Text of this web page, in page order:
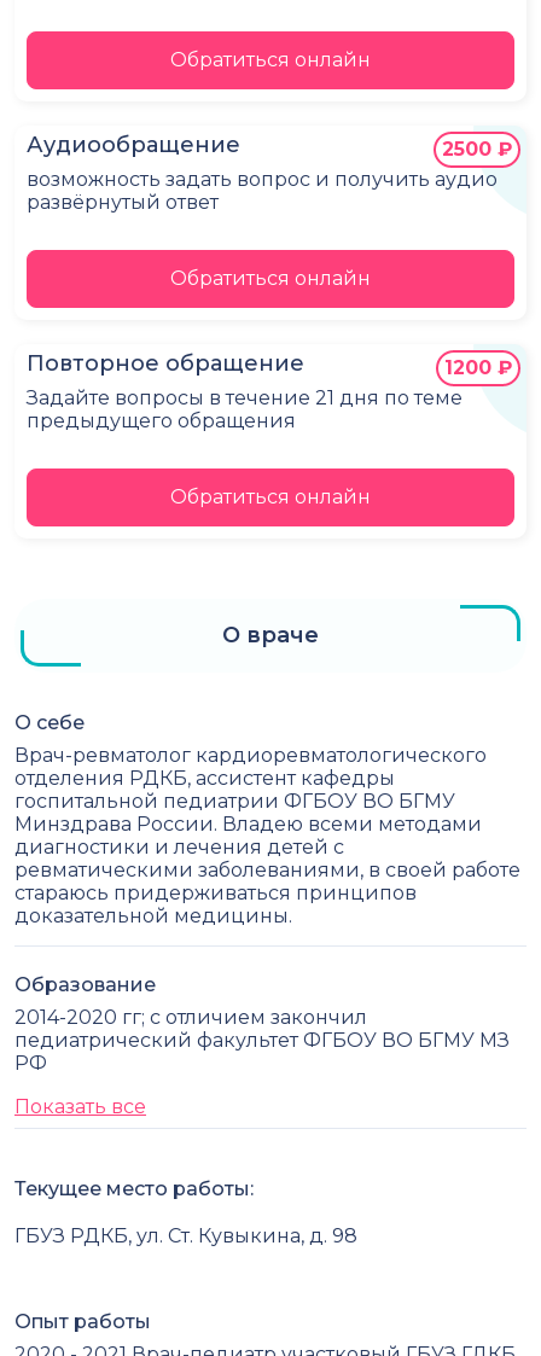
Обратиться онлайн
Аудиообращение
возможность задать вопрос и получить аудио
развёрнутый ответ
2500 ₽
Обратиться онлайн
Повторное обращение
Задайте вопросы в течение 21 дня по теме
предыдущего обращения
1200 ₽
Обратиться онлайн
О враче
О себе
Врач-ревматолог кардиоревматологического
отделения РДКБ, ассистент кафедры
госпитальной педиатрии ФГБОУ ВО БГМУ
Минздрава России. Владею всеми методами
диагностики и лечения детей с
ревматическими заболеваниями, в своей работе
стараюсь придерживаться принципов
доказательной медицины.
Образование
2014-2020 гг; с отличием закончил
педиатрический факультет ФГБОУ ВО БГМУ МЗ
РФ
Показать все
Текущее место работы:
ГБУЗ РДКБ, ул. Ст. Кувыкина, д. 98
Опыт работы